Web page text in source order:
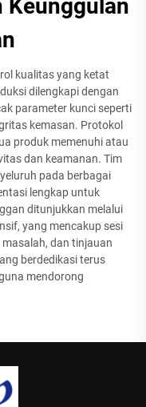
Keunggulan
kualitas yang ketat
dilengkapi dengan
parameter kunci seperti
kemasan. Protokol
produk memenuhi atau
dan keamanan. Tim
pada berbagai
lengkap untuk
ditunjukkan melalui
yang mencakup sesi
dan tinjauan
berdedikasi terus
mendorong